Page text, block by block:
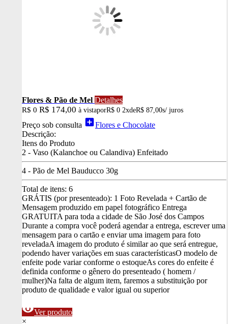
Flores & Pão de Mel Detalhes
R$ 0 R$ 174,00 à vistaporR$ 0 2xdeR$ 87,00s/ juros
Preço sob consulta add_boxFlores e Chocolate
Descrição:
Itens do Produto
2 - Vaso (Kalanchoe ou Calandiva) Enfeitado
4 - Pão de Mel Bauducco 30g
Total de itens: 6
GRÁTIS (por presenteado): 1 Foto Revelada + Cartão de
Mensagem produzido em papel fotográfico Entrega
GRATUITA para toda a cidade de São José dos Campos
Durante a compra você poderá agendar a entrega, escrever uma
mensagem para o cartão e enviar uma imagem para foto
reveladaA imagem do produto é similar ao que será entregue,
podendo haver variações em suas característicasO modelo de
enfeite pode variar conforme o estoqueAs cores do enfeite é
definida conforme o gênero do presenteado ( homem /
mulher)Na falta de algum item, faremos a substituição por
produto de qualidade e valor igual ou superior
visibilityVer produto
×